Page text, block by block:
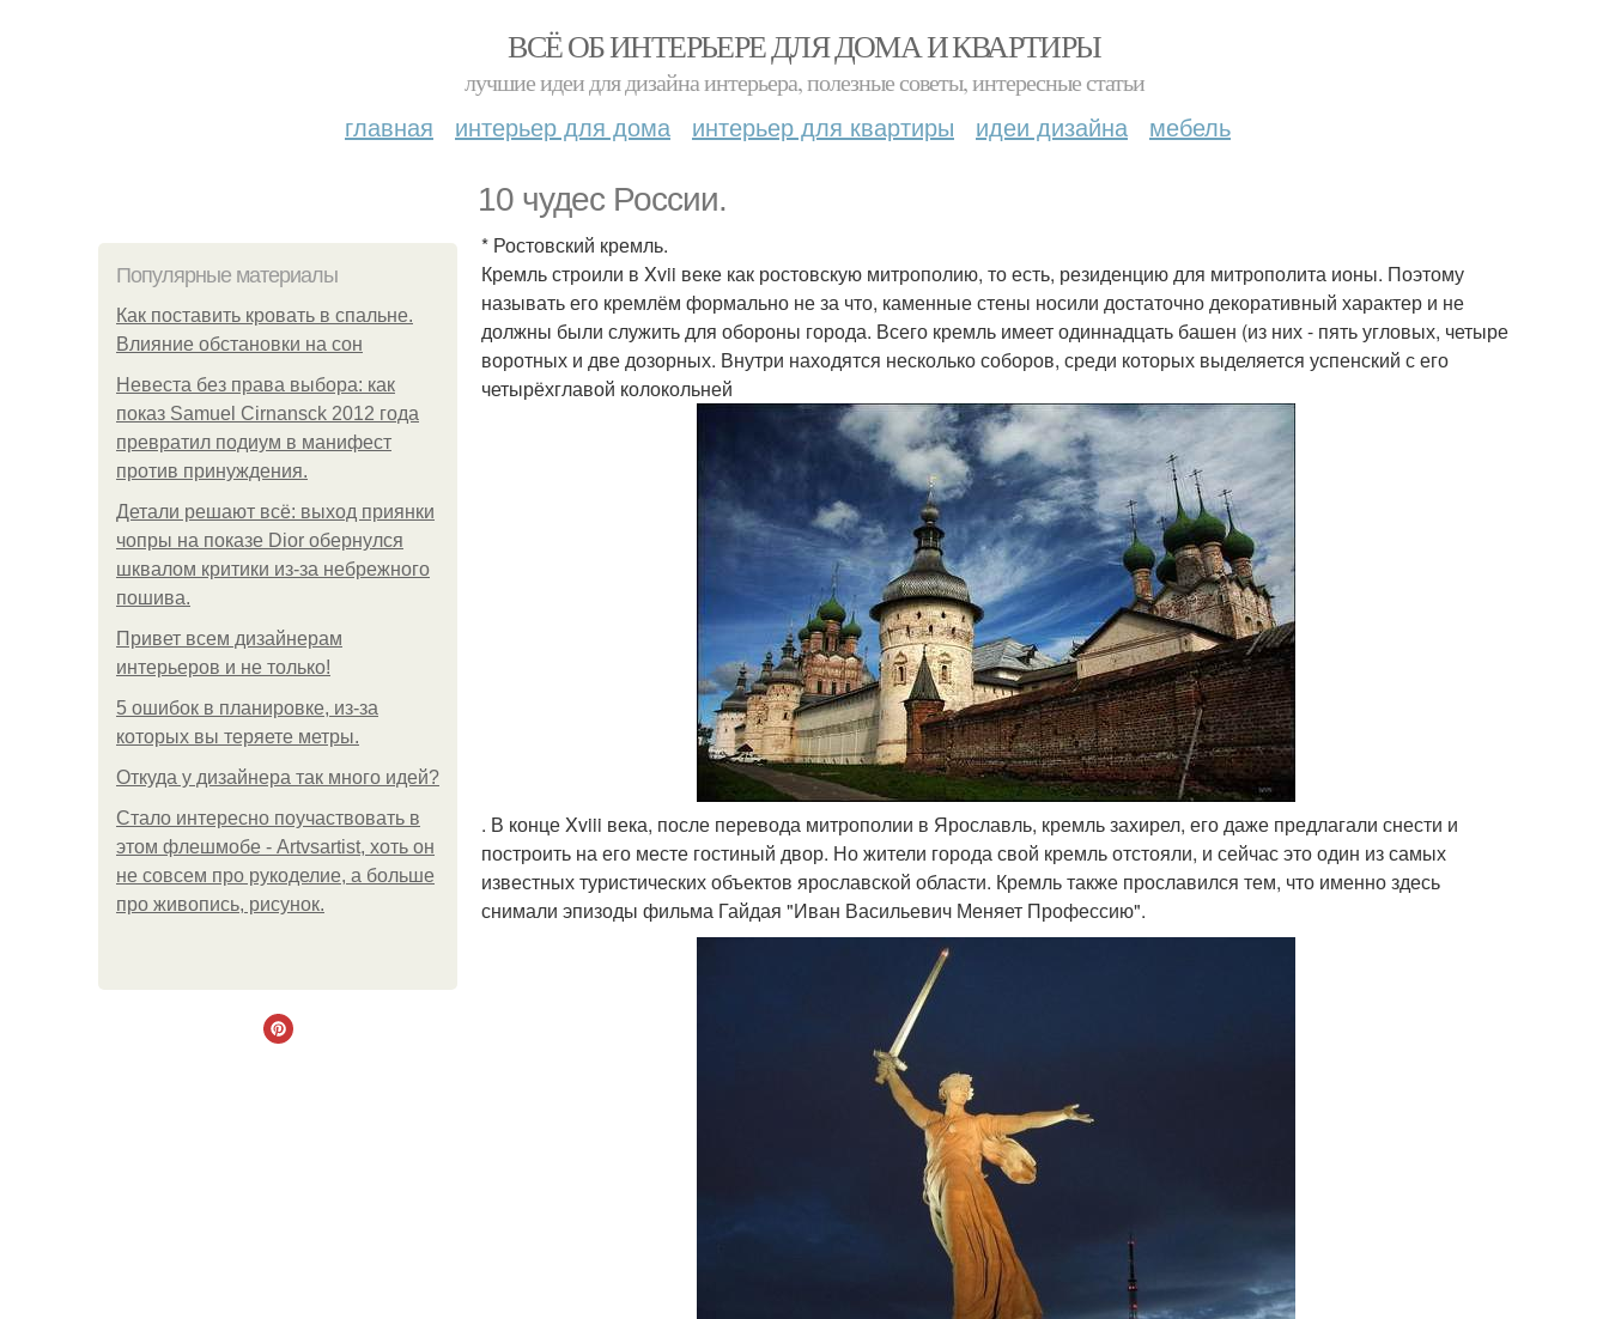
ВСЁ ОБ ИНТЕРЬЕРЕ ДЛЯ ДОМА И КВАРТИРЫ
лучшие идеи для дизайна интерьера, полезные советы, интересные статьи
главная интерьер для дома интерьер для квартиры идеи дизайна мебель
10 чудес России.
Популярные материалы
Как поставить кровать в спальне.
Влияние обстановки на сон
Невеста без права выбора: как
показ Samuel Cirnansck 2012 года
превратил подиум в манифест
против принуждения.
Детали решают всё: выход приянки
чопры на показе Dior обернулся
шквалом критики из-за небрежного
пошива.
Привет всем дизайнерам
интерьеров и не только!
5 ошибок в планировке, из-за
которых вы теряете метры.
Откуда у дизайнера так много идей?
Стало интересно поучаствовать в
этом флешмобе - Artvsartist, хоть он
не совсем про рукоделие, а больше
про живопись, рисунок.
* Ростовский кремль.
Кремль строили в Xvii веке как ростовскую митрополию, то есть, резиденцию для митрополита ионы. Поэтому
называть его кремлём формально не за что, каменные стены носили достаточно декоративный характер и не
должны были служить для обороны города. Всего кремль имеет одиннадцать башен (из них - пять угловых, четыре
воротных и две дозорных. Внутри находятся несколько соборов, среди которых выделяется успенский с его
четырёхглавой колокольней
. В конце Xviii века, после перевода митрополии в Ярославль, кремль захирел, его даже предлагали снести и
построить на его месте гостиный двор. Но жители города свой кремль отстояли, и сейчас это один из самых
известных туристических объектов ярославской области. Кремль также прославился тем, что именно здесь
снимали эпизоды фильма Гайдая "Иван Васильевич Меняет Профессию".